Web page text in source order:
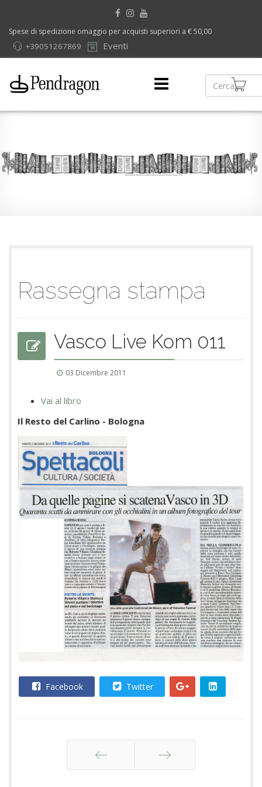
Spese di spedizione omaggio per acquisti superiori a € 50,00
Eventi
+39051267869
Rassegna stampa
Vasco Live Kom 011
03 Dicembre 2011
Vai al libro
Il Resto del Carlino - Bologna
Facebook Twitter